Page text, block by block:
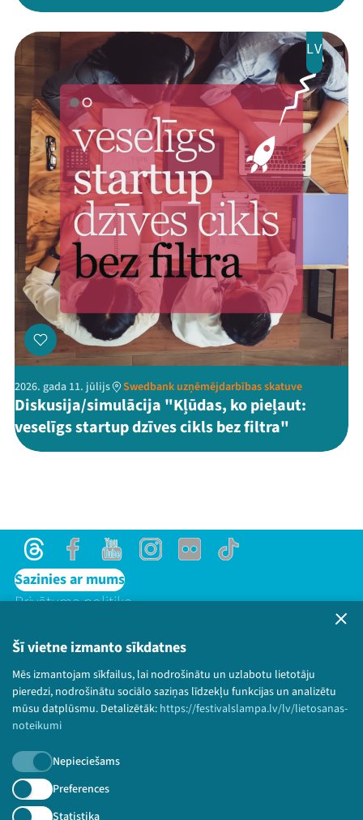
Šī vietne izmanto sīkdatnes
Mēs izmantojam sīkfailus, lai nodrošinātu un uzlabotu lietotāju
pieredzi, nodrošinātu sociālo saziņas līdzekļu funkcijas un analizētu
mūsu datplūsmu. Detalizētāk: https://festivalslampa.lv/lv/lietosanas-
noteikumi
Nepieciešams
Preferences
Statistika
LV
2026. gada 11. jūlijs Swedbank uzņēmējdarbības skatuve
Diskusija/simulācija "Kļūdas, ko pieļaut:
veselīgs startup dzīves cikls bez filtra"
ThreadsFacebookYoutubeInstagram
Flick TikTok
Sazinies ar mums
Privātuma politika
Bērnu aizsardzības politika
© 2026 Sarunu festivāls LAMPA Visas tiesības
paturētas.
Piesakies jaunumiem!
Nepalaid garām aktuālāko informāciju!